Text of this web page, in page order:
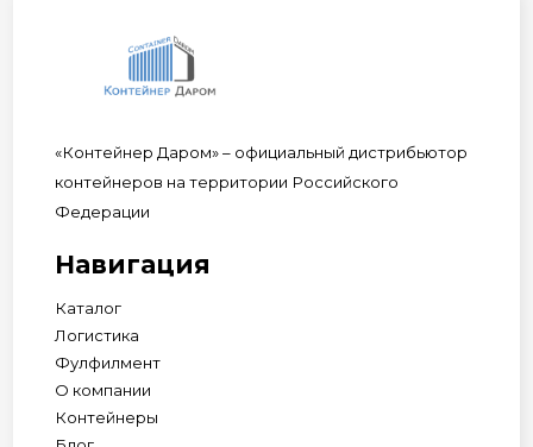
«Контейнер Даром» – официальный дистрибьютор
контейнеров на территории Российского
Федерации
Навигация
Каталог
Логистика
Фулфилмент
О компании
Контейнеры